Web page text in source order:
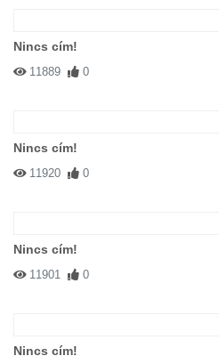
Nincs cím!
11889 0
Nincs cím!
11920 0
Nincs cím!
11901 0
Nincs cím!